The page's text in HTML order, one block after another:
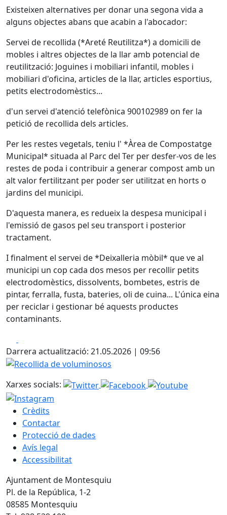
Existeixen alternatives per donar una segona vida a
alguns objectes abans que acabin a l'abocador:
Servei de recollida (*Areté Reutilitza*) a domicili de
mobles i altres objectes de la llar amb potencial de
reutilització: Joguines i mobiliari infantil, mobles i
mobiliari d'oficina, articles de la llar, articles esportius,
petits electrodomèstics...
d'un servei d'atenció telefònica 900102989 on fer la
petició de recollida dels articles.
Per les restes vegetals, teniu l' *Àrea de Compostatge
Municipal* situada al Parc del Ter per desfer-vos de les
restes de poda i contribuir a generar compost amb un
alt valor fertilitzant per poder ser utilitzat en horts o
jardins del municipi.
D'aquesta manera, es redueix la despesa municipal i
l'emissió de gasos pel seu transport i posterior
tractament.
I finalment el servei de *Deixalleria mòbil* que ve al
municipi un cop cada dos mesos per recollir petits
electrodomèstics, dissolvents, bombetes, estris de
pintar, ferralla, fusta, bateries, oli de cuina... L'única eina
per reciclar i gestionar bé aquests productes
contaminants.
Darrera actualització: 21.05.2026 | 09:56
Recollida de voluminosos
Xarxes socials:
Crèdits
Contactar
Protecció de dades
Avís legal
Accessibilitat
Ajuntament de Montesquiu
Pl. de la República, 1-2
08585 Montesquiu